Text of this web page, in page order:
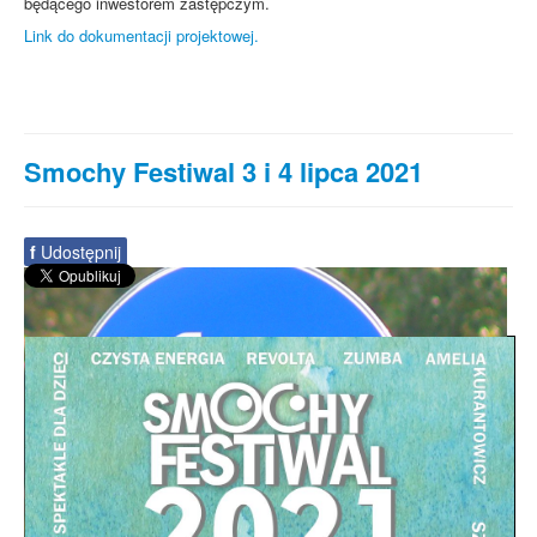
Link do dokumentacji projektowej.
Smochy Festiwal 3 i 4 lipca 2021
f Udostępnij